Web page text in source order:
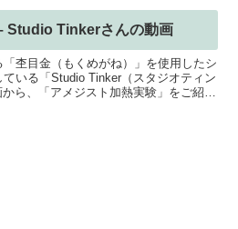
Studio Tinkerさんの動画
杢目金（もくめがね）」を使用したシ
いる「Studio Tinker（スタジオティン
ら、「アメジスト加熱実験」をご紹介